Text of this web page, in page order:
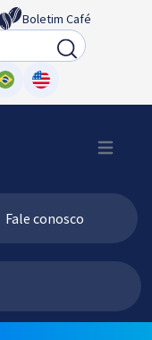
Boletim Café
Fale conosco